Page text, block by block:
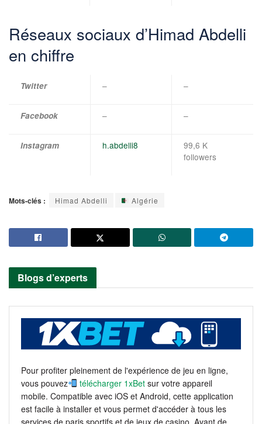
Réseaux sociaux d’Himad Abdelli
en chiffre
Twitter – –
Facebook – –
Instagram h.abdelli8
99,6 K
followers
Mots-clés : Himad Abdelli Algérie
Blogs d’experts
Pour profiter pleinement de l'expérience de jeu en ligne,
vous pouvez
télécharger 1xBet sur votre appareil
mobile. Compatible avec iOS et Android, cette application
est facile à installer et vous permet d'accéder à tous les